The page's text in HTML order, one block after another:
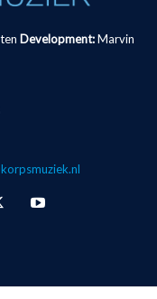
Development: Marvin